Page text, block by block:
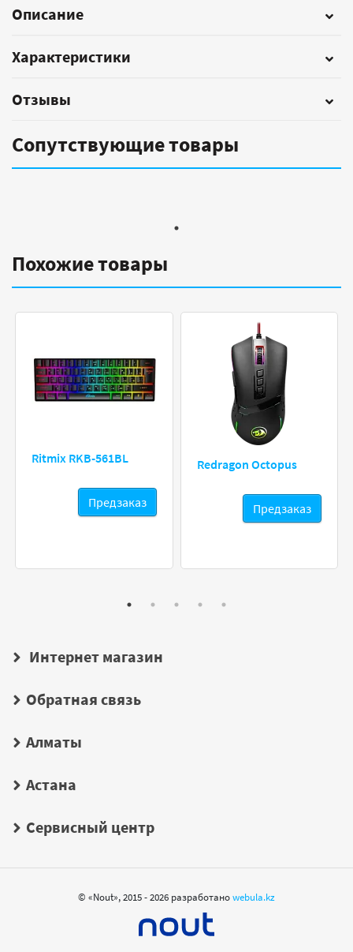
Описание
Характеристики
Отзывы
Сопутствующие товары
Похожие товары
Ritmix RKB-561BL
Предзаказ
Redragon Octopus
Предзаказ
Интернет магазин
Обратная связь
Алматы
Астана
Сервисный центр
© «Nout», 2015 - 2026 разработаноwebula.kz